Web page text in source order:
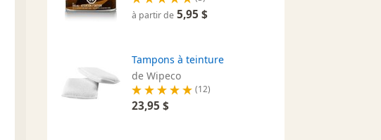
à partir de 5,95 $
Tampons à teinture
de Wipeco
(12)
23,95 $